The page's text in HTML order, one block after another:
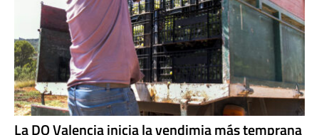
La DO Valencia inicia la vendimia más temprana